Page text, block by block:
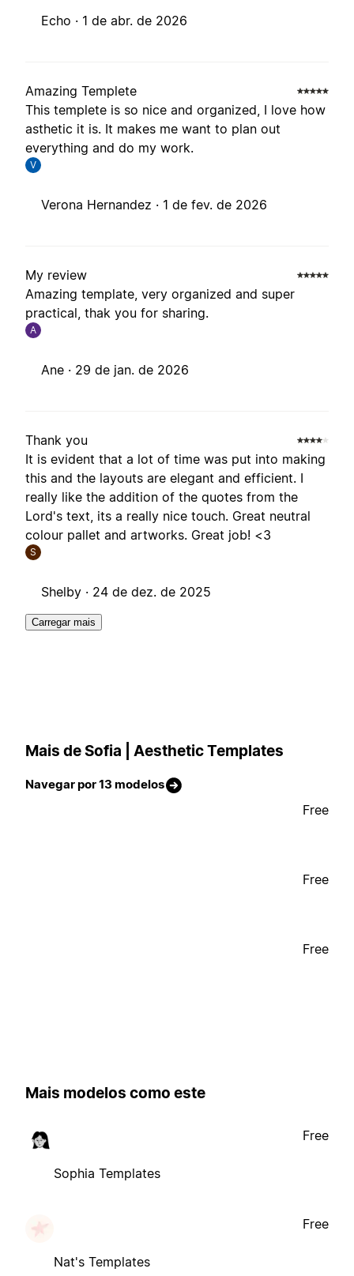
Echo · 1 de abr. de 2026
Amazing Templete
This templete is so nice and organized, I love how
asthetic it is. It makes me want to plan out
everything and do my work.
V
Verona Hernandez · 1 de fev. de 2026
My review
Amazing template, very organized and super
practical, thak you for sharing.
A
Ane · 29 de jan. de 2026
Thank you
It is evident that a lot of time was put into making
this and the layouts are elegant and efficient. I
really like the addition of the quotes from the
Lord's text, its a really nice touch. Great neutral
colour pallet and artworks. Great job! <3
S
Shelby · 24 de dez. de 2025
Carregar mais
Mais de Sofia | Aesthetic Templates
Navegar por 13 modelos
Free
Free
Free
Mais modelos como este
Sophia Templates
Free
Nat's Templates
Free